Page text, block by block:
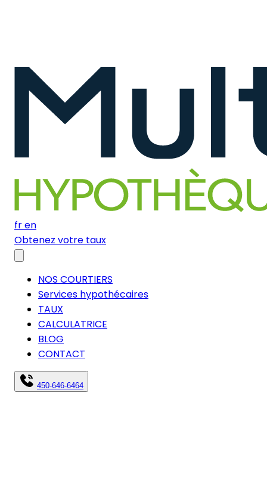
fren
Obtenez votre taux
NOS COURTIERS
Services hypothécaires
TAUX
CALCULATRICE
BLOG
CONTACT
450-646-6464